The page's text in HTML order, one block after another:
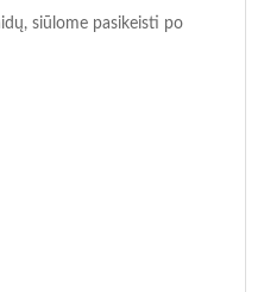
siūlome pasikeisti po